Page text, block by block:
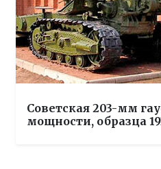
Советская 203-мм
мощности, образца